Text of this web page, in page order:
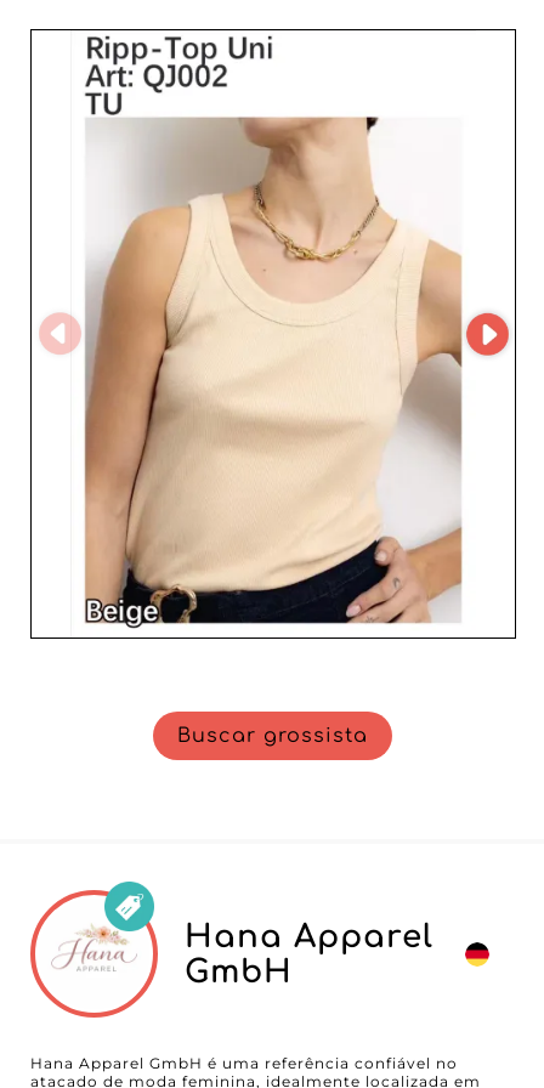
e simplifiquem o processo de aprovisionamento. Ao criar
uma conta na My Fashion Wholesaler, os retalhistas
podem solicitar acesso ao MicroStore do fornecedor e
desenvolver uma parceria com um especialista europeu
em pronto-a-vestir feminino.
Buscar grossista
Hana Apparel
GmbH
Hana Apparel GmbH é uma referência confiável no
atacado de moda feminina, idealmente localizada em